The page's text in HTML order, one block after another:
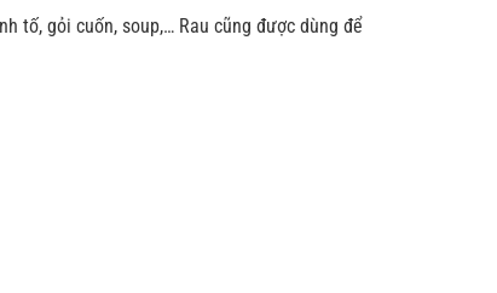
tố, gỏi cuốn, soup,… Rau cũng được dùng để